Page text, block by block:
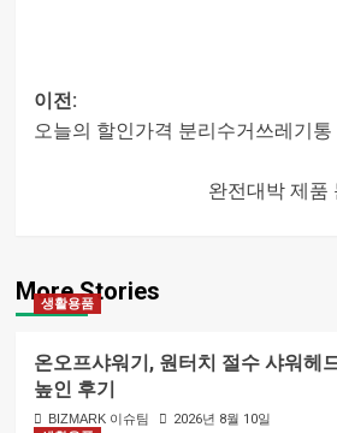
내비게이션
이전:
오늘의 할인가격 분리수거쓰레기통
완전대박 제품
More Stories
생활용품
온오프샤워기, 원터치 절수 샤워헤
높인 후기
BIZMARK 이슈팀
2026년 8월 10일